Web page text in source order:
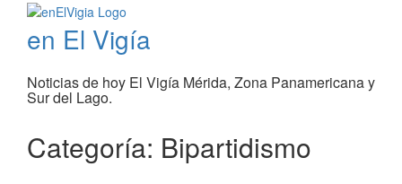
en El Vigía
Noticias de hoy El Vigía Mérida, Zona Panamericana y
Sur del Lago.
Categoría: Bipartidismo